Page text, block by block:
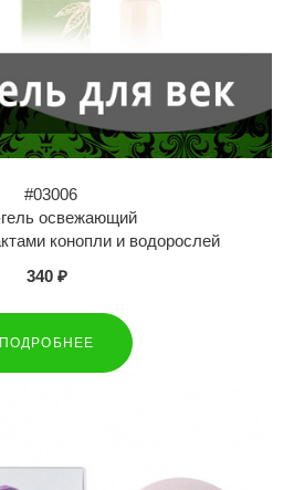
#03006
освежающий
конопли и водорослей
340 ₽
ПОДРОБНЕЕ